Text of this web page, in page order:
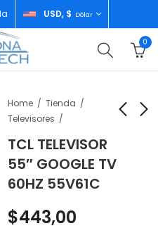
USD, $ Dólar
0
Home
Tienda
Televisores
TCL TELEVISOR
55″ GOOGLE TV
60HZ 55V61C
MOUNT 12 PIES
P249TMC
$520,00
QLED GOOGLE TV
120HZ 55P71K
$435,00
$443,00